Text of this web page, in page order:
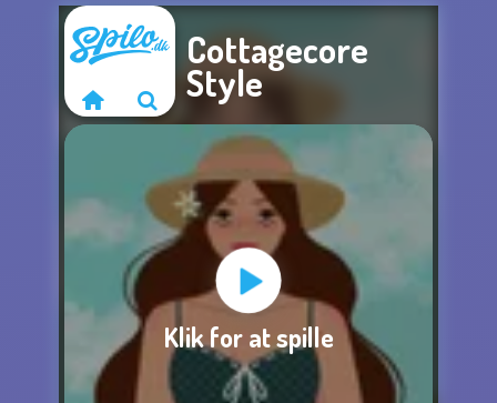
Beklager, dette spil
er ikke tilgængeligt
Cottagecore
Style
Klik for at spille